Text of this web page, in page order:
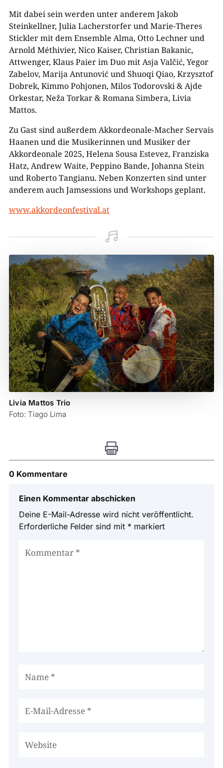
Mit dabei sein werden unter anderem Jakob
Steinkellner, Julia Lacherstorfer und Marie-Theres
Stickler mit dem Ensemble Alma, Otto Lechner und
Arnold Méthivier, Nico Kaiser, Christian Bakanic,
Attwenger, Klaus Paier im Duo mit Asja Valčić, Yegor
Zabelov, Marija Antunović und Shuoqi Qiao, Krzysztof
Dobrek, Kimmo Pohjonen, Milos Todorovski & Ajde
Orkestar, Neža Torkar & Romana Simbera, Livia
Mattos.
Zu Gast sind außerdem Akkordeonale-Macher Servais
Haanen und die Musikerinnen und Musiker der
Akkordeonale 2025, Helena Sousa Estevez, Franziska
Hatz, Andrew Waite, Peppino Bande, Johanna Stein
und Roberto Tangianu. Neben Konzerten sind unter
anderem auch Jamsessions und Workshops geplant.
www.akkordeonfestival.at

Livia Mattos Trio
Foto: Tiago Lima

0 Kommentare
Einen Kommentar abschicken
Deine E-Mail-Adresse wird nicht veröffentlicht.
Erforderliche Felder sind mit * markiert